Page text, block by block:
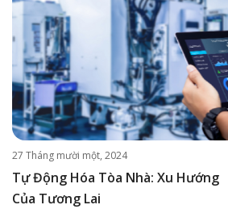
27 Tháng mười một, 2024
Tự Động Hóa Tòa Nhà: Xu Hướng
Của Tương Lai